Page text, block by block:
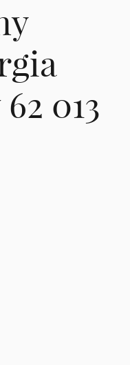
013